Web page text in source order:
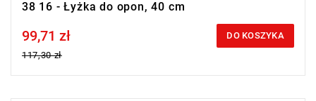
38 16 - Łyżka do opon, 40 cm
Price tax included
99,71 zł
117,30 zł
DO KOSZYKA